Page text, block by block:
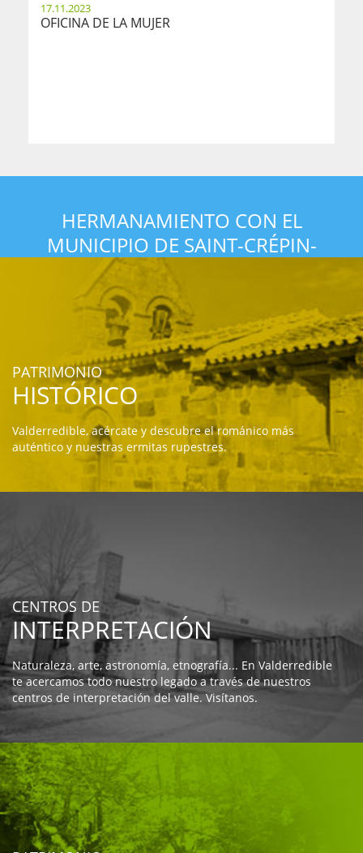
17.11.2023
OFICINA DE LA MUJER
HERMANAMIENTO CON EL
MUNICIPIO DE SAINT-CRÉPIN-
D'AUBEROCHE
PATRIMONIO
HISTÓRICO
Valderredible, acércate y descubre el románico más
auténtico y nuestras ermitas rupestres.
CENTROS DE
INTERPRETACIÓN
Naturaleza, arte, astronomía, etnografía... En Valderredible
te acercamos todo nuestro legado a través de nuestros
centros de interpretación del valle. Visítanos.